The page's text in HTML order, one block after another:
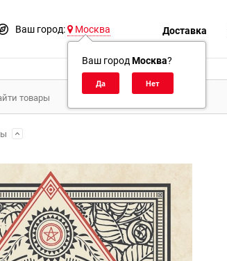
Ваш город: Москва
Ваш город Москва?
Доставка